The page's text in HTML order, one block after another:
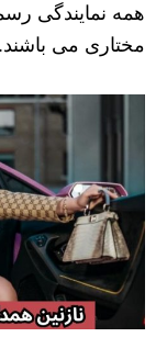
همه نمایندگی
مختاری می باشند.